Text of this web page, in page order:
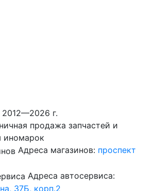
г.
продажа запчастей и
иномарок
Адреса магазинов: проспект
Адреса автосервиса:
37Б, корп.2